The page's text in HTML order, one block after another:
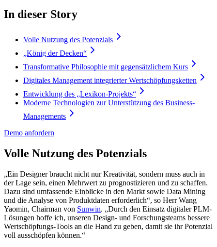
In dieser Story
Volle Nutzung des Potenzials
„König der Decken“
Transformative Philosophie mit gegensätzlichem Kurs
Digitales Management integrierter Wertschöpfungsketten
Entwicklung des „Lexikon-Projekts“
Moderne Technologien zur Unterstützung des Business-
Managements
Demo anfordern
Volle Nutzung des Potenzials
„Ein Designer braucht nicht nur Kreativität, sondern muss auch in
der Lage sein, einen Mehrwert zu prognostizieren und zu schaffen.
Dazu sind umfassende Einblicke in den Markt sowie Data Mining
und die Analyse von Produktdaten erforderlich“, so Herr Wang
Yaomin, Chairman von Sunwin. „Durch den Einsatz digitaler PLM-
Lösungen hoffe ich, unseren Design- und Forschungsteams bessere
Wertschöpfungs-Tools an die Hand zu geben, damit sie ihr Potenzial
voll ausschöpfen können.“